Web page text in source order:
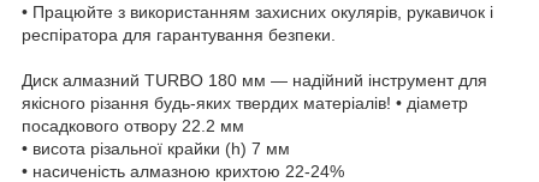
• Працюйте з використанням захисних окулярів, рукавичок і
респіратора для гарантування безпеки.
Диск алмазний TURBO 180 мм — надійний інструмент для
якісного різання будь-яких твердих матеріалів! • діаметр
посадкового отвору 22.2 мм
• висота різальної крайки (h) 7 мм
• насиченість алмазною крихтою 22-24%